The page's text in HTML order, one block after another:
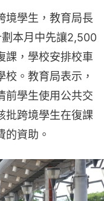
境學生，教育局長
本月中先讓2,500
課，學校安排校車
校。教育局表示，
前學生使用公共交
批跨境學生在復課
的資助。